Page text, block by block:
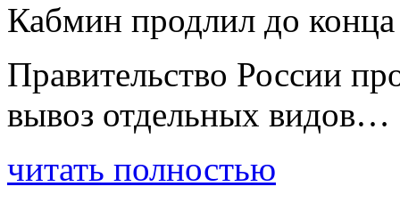
Кабмин продлил до
Правительство России
вывоз отдельных видов…
читать полностью